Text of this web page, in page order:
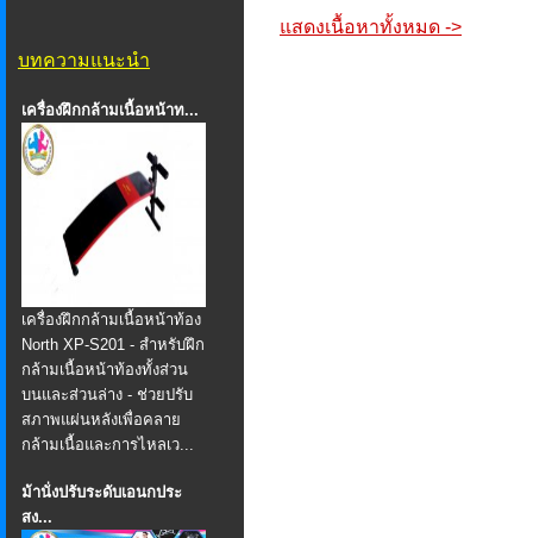
บทความแนะนำ
เครื่องฝึกกล้ามเนื้อหน้าท...
เครื่องฝึกกล้ามเนื้อหน้าท้อง
North XP-S201 - สำหรับฝึก
กล้ามเนื้อหน้าท้องทั้งส่วน
บนและส่วนล่าง - ช่วยปรับ
สภาพแผ่นหลังเพื่อคลาย
กล้ามเนื้อและการไหลเว...
ม้านั่งปรับระดับเอนกประ
สง...
แสดงเนื้อหาทั้งหมด ->